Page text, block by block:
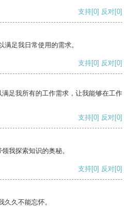
支持[0] 反对[0]
足我日常使用的需求。
支持[0] 反对[0]
足我所有的工作需求，让我能够在工作
支持[0] 反对[0]
我探索知识的奥秘。
支持[0] 反对[0]
久不能忘怀。